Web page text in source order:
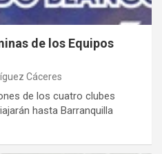
de los Equipos
Cáceres
de los cuatro clubes
hasta Barranquilla